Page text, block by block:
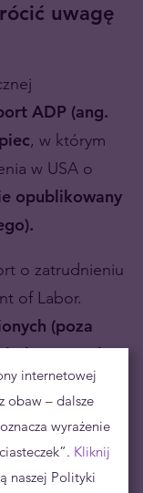
uwagę
ADP (ang.
, w którym
w USA o
opublikowany
o zatrudnieniu
of Labor.
(poza
1,25 mln
Wspomniana
–
rzeczywistym.
internetowej
obaw – dalsze
wyrażenie
Kliknij
naszej Polityki